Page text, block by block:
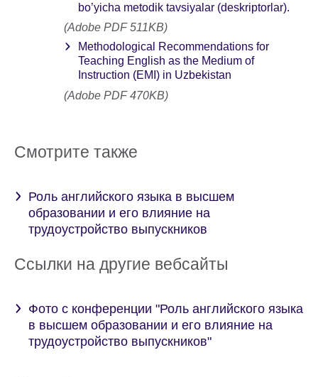
bo’yicha metodik tavsiyalar (deskriptorlar).
(Adobe PDF 511KB)
Methodological Recommendations for
Teaching English as the Medium of
Instruction (EMI) in Uzbekistan
(Adobe PDF 470KB)
Смотрите также
Роль английского языка в высшем
образовании и его влияние на
трудоустройство выпускников
Ссылки на другие вебсайты
Фото с конференции "Роль английского языка
в высшем образовании и его влияние на
трудоустройство выпускников"